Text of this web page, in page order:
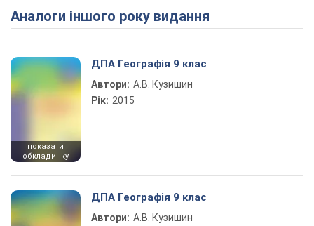
Play Video
Аналоги іншого року видання
показати
обкладинку
ДПА Географія 9 клас
Автори: А.В. Кузишин
Рік: 2015
ДПА Географія 9 клас
Автори: А.В. Кузишин